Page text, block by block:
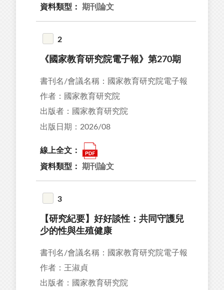
資料類型： 期刊論文
2
《國家教育研究院電子報》第270期
書刊名/會議名稱：國家教育研究院電子報
作者：國家教育研究院
出版者：國家教育研究院
出版日期：2026/08
線上全文：
資料類型： 期刊論文
3
【研究紀要】好好談性：共同守護兒
少的性與生殖健康
書刊名/會議名稱：國家教育研究院電子報
作者：王淑貞
出版者：國家教育研究院